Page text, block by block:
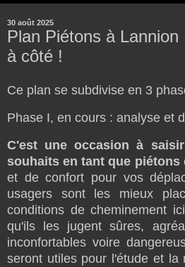
30 août 2025
Plan Piétons à
à côté !
Ce plan se subdivise en 3
Phase I, en cours : analyse et
C'est une occasion à
souhaits en tant que piétons
et de confort pour vos
usagers sont les mieux
conditions de cheminement
qu'ils les jugent sûres,
inconfortables voire
seront utiles pour l'étude et la